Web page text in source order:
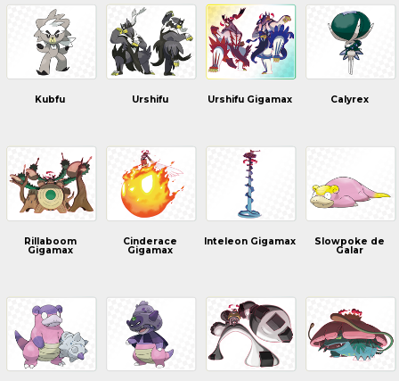
Kubfu Urshifu Urshifu Gigamax Calyrex
Rillaboom
Gigamax
Cinderace
Gigamax
Inteleon Gigamax Slowpoke de
Galar